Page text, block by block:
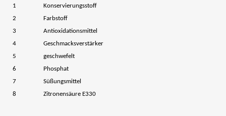
1
Konservierungsstoff
2
Farbstoff
3
Antioxidationsmittel
4
Geschmacksverstärker
5
geschwefelt
6
Phosphat
7
Süßungsmittel
8
Zitronensäure E330